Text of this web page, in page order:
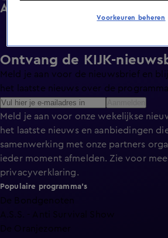
Afleveringen
Ontvang de KIJK-
Meld je aan voor de nieuwsbrief en
het laatste nieuws over de
Meld je aan voor onze wekelijkse
het laatste nieuws en aanbiedingen
samenwerking met onze partners
ieder moment afmelden. Zie voor
privacyverklaring.
Populaire programma's
De Bondgenoten
A.S.S. - Anti Survival Show
De Oranjezomer
Voorkeuren beheren